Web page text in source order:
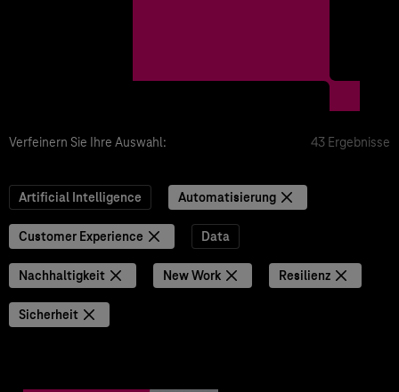
Verfeinern Sie Ihre Auswahl: 43 Ergebnisse
Artificial Intelligence Automatisierung
Customer Experience Data
Nachhaltigkeit New Work Resilienz
Sicherheit